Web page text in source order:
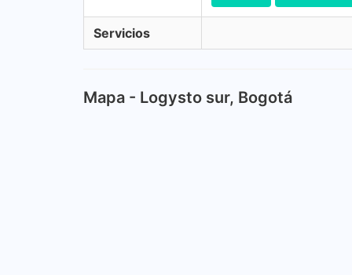
Servicios
Mapa - Logysto sur, Bogotá